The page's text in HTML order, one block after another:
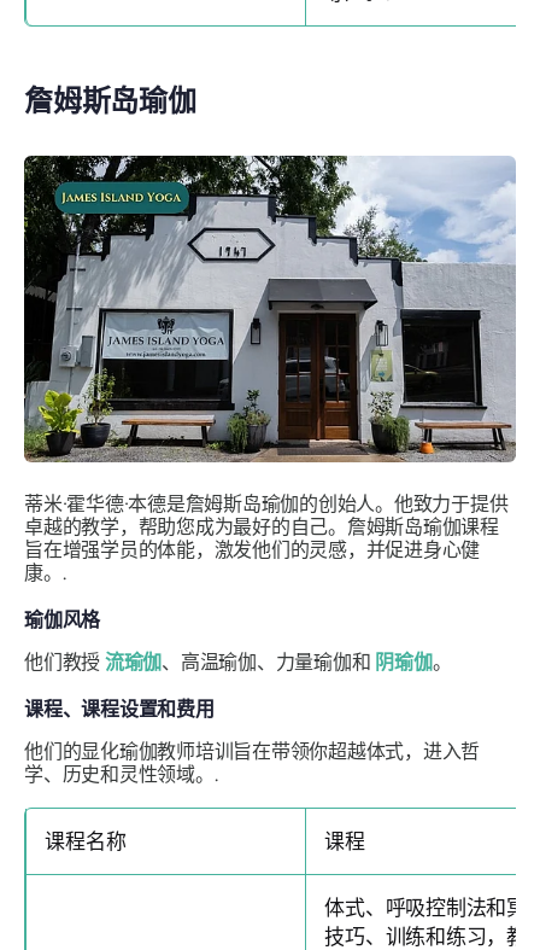
詹姆斯岛瑜伽
蒂米·霍华德·本德是詹姆斯岛瑜伽的创始人。他致力于提供
卓越的教学，帮助您成为最好的自己。詹姆斯岛瑜伽课程
旨在增强学员的体能，激发他们的灵感，并促进身心健
康。.
瑜伽风格
他们教授 流瑜伽、高温瑜伽、力量瑜伽和 阴瑜伽。
课程、课程设置和费用
他们的显化瑜伽教师培训旨在带领你超越体式，进入哲
学、历史和灵性领域。.
课程名称 课程
体式、呼吸控制法和冥
技巧、训练和练习，教